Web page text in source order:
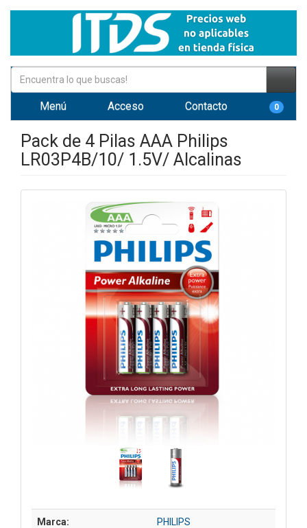
Menú Acceso Contacto 0
Pack de 4 Pilas AAA Philips
LR03P4B/10/ 1.5V/ Alcalinas
Marca: PHILIPS